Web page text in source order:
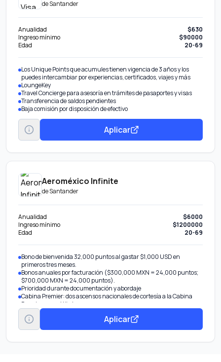
deSantander
Anualidad
$630
Ingreso mínimo
$90000
Edad
20-69
Los Unique Points que acumules tienen vigencia de 3 años y los
puedes intercambiar por experiencias, certificados, viajes y más
LoungeKey
Travel Concierge para asesoría en trámites de pasaportes y visas
Transferencia de saldos pendientes
Baja comisión por disposición de efectivo
Aplicar
Aeroméxico Infinite
deSantander
Anualidad
$6000
Ingreso mínimo
$1200000
Edad
20-69
Bono de bienvenida 32,000 puntos al gastar $1,000 USD en
primeros tres meses.
Bonos anuales por facturación ($300,000 MXN = 24,000 puntos;
$700,000 MXN = 24,000 puntos).
Prioridad durante documentación y abordaje
Cabina Premier: dos ascensos nacionales de cortesía a la Cabina
Premier para el titular.
Accesos ilimitados al Salón Premier: accesos al año para titular y 2
acompañantes.
Maleta adicional: hasta una pieza adicional de equipaje por evento
6 viajes sencillos al año hacia el AICM o AIFA con hasta 300 pesos de
Aplicar